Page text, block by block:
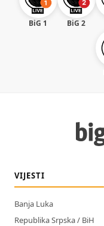
BiG 1 BiG 2
VIJESTI
Banja Luka
Republika Srpska / BiH